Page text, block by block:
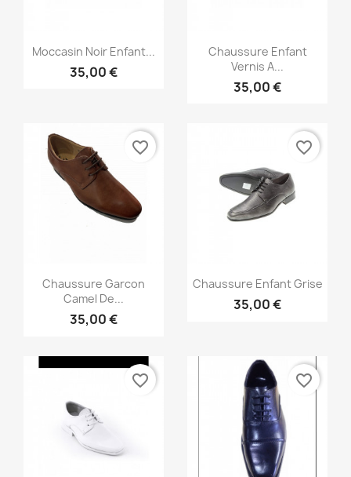
Aperçu rapide
Moccasin Noir Enfant...
35,00 €
Aperçu rapide
Chaussure Enfant
Vernis A...
35,00 €
Aperçu rapide
Chaussure Garcon
Camel De...
35,00 €
favorite_border
Aperçu rapide
Chaussure Enfant Grise
35,00 €
favorite_border
favorite_border favorite_border